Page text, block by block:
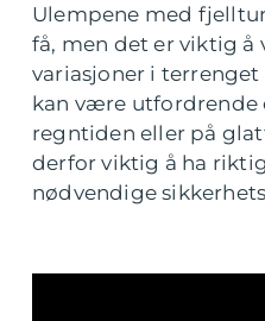
Ulempene med
få, men det er viktig
variasjoner i
kan være utfordrende
regntiden eller på
derfor viktig å ha
nødvendige